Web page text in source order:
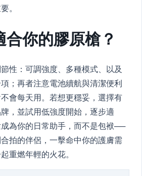
。
你的膠原槍？
性：可調強度、多種模式、以及
；再者注意電池續航與清潔便利
會每天用。若想更穩妥，選擇有
，並試用低強度開始，逐步適
為你的日常助手，而不是包袱──
拍的伴侶，一擊命中你的護膚需
重燃年輕的火花。